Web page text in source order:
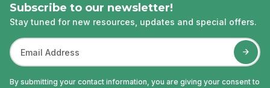
Subscribe to our newsletter!
Stay tuned for new resources, updates and special offers.
By submitting your contact information, you are giving your consent to